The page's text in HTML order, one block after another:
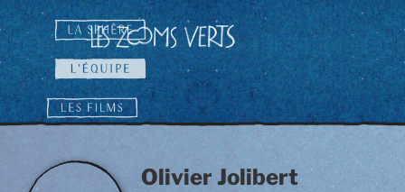
Aller
au
contenu
principal
Olivier Jolibert